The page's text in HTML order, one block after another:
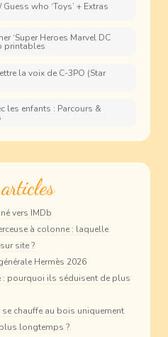
Guess who ‘Toys’ + Extras
‘Super Heroes Marvel DC
printables
la voix de C-3PO (Star
les enfants : Parcours &
vers IMDb
à colonne : laquelle
site ?
Hermès 2026
: pourquoi ils séduisent de plus
se chauffe au bois uniquement
longtemps ?